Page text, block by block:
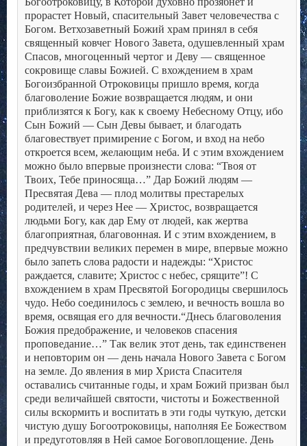
прорастет Новый, спасительный Завет человечества с
Богом. Ветхозаветный Божий храм принял в себя
священный ковчег Нового Завета, одушевленный храм
Спасов, многоценный чертог и Деву — священное
сокровище славы Божией. С вхождением в храм
Богоизбранной Отроковицы пришло время, когда
благоволение Божие возвращается людям, и они
приблизятся к Богу, как к своему Небесному Отцу, ибо
Сын Божий — Сын Девы бывает, и благодать
благовествует примирение с Богом, и вход на небо
откроется всем, желающим неба. И с этим вхождением
можно было впервые произнести слова: “Твоя от
Твоих, Тебе приносяща…” Дар Божий людям —
Пресвятая Дева — плод молитвы престарелых
родителей, и через Нее — Христос, возвращается
людьми Богу, как дар Ему от людей, как жертва
благоприятная, благовонная. И с этим вхождением, в
предчувствии великих перемен в мире, впервые можно
было запеть слова радости и надежды: “Христос
раждается, славите; Христос с небес, срящите”! С
вхождением в храм Пресвятой Богородицы свершилось
чудо. Небо соединилось с землею, и вечность вошла во
время, освящая его для вечности.“Днесь благоволения
Божия предображение, и человеков спасения
проповедание…” Так велик этот день, так единственен
и неповторим он — день начала Нового Завета с Богом
на земле. До явления в мир Христа Спасителя
оставались считанные годы, и храм Божий призван был
среди величайшей святости, чистоты и Божественной
силы вскормить и воспитать в эти годы чуткую, детски
чистую душу Богоотроковицы, наполняя Ее Божеством
и предуготовляя в Ней самое Боговоплощение. День